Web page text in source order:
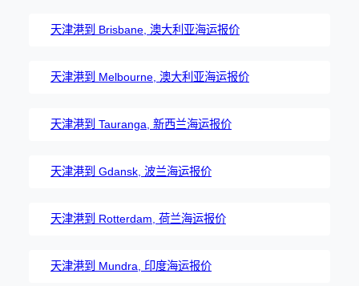
天津港到 Brisbane, 澳大利亚海运报价
天津港到 Melbourne, 澳大利亚海运报价
天津港到 Tauranga, 新西兰海运报价
天津港到 Gdansk, 波兰海运报价
天津港到 Rotterdam, 荷兰海运报价
天津港到 Mundra, 印度海运报价